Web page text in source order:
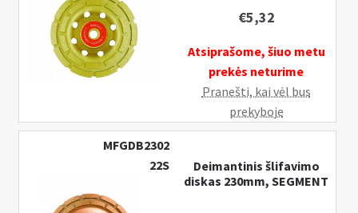
€5,32
Atsiprašome, šiuo metu
prekės neturime
Pranešti, kai vėl bus
prekyboje
MFGDB2302
22S
Deimantinis šlifavimo
diskas 230mm, SEGMENT